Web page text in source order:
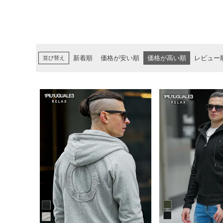
並び替え 新着順 価格が安い順 価格が高い順 レビュー